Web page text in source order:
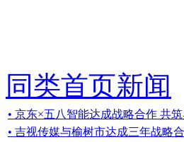
同类首页新闻
• 京东×五八智能达成战略合作 共
• 吉视传媒与榆树市达成三年战略